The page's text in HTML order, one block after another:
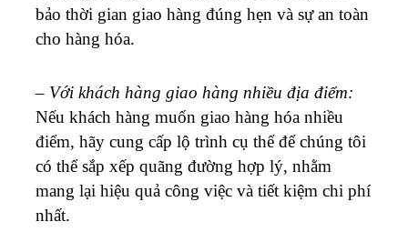
bảo thời gian giao hàng đúng hẹn và sự an toàn
cho hàng hóa.
– Với khách hàng giao hàng nhiều địa điểm:
Nếu khách hàng muốn giao hàng hóa nhiều
điểm, hãy cung cấp lộ trình cụ thể để chúng tôi
có thể sắp xếp quãng đường hợp lý, nhằm
mang lại hiệu quả công việc và tiết kiệm chi phí
nhất.